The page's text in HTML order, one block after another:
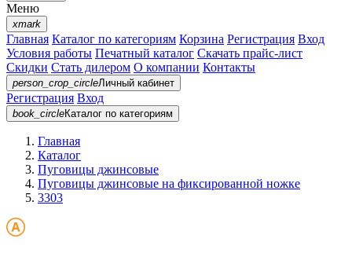
Меню
xmark
Главная Каталог по категориям Корзина Регистрация Вход
Условия работы Печатный каталог Скачать прайс-лист
Скидки Стать дилером О компании Контакты
person_crop_circleЛичный кабинет
Регистрация Вход
book_circleКаталог по категориям
Главная
Каталог
Пуговицы джинсовые
Пуговицы джинсовые на фиксированной ножке
3303